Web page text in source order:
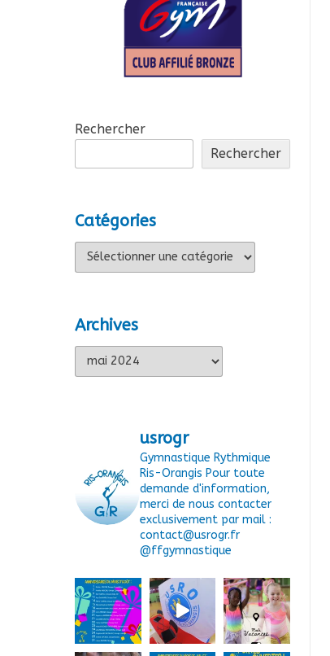
Rechercher
Rechercher
Catégories
Catégories
Archives
Archives
usrogr
Gymnastique Rythmique
Ris-Orangis Pour toute
demande d'information,
merci de nous contacter
exclusivement par mail :
contact@usrogr.fr
@ffgymnastique